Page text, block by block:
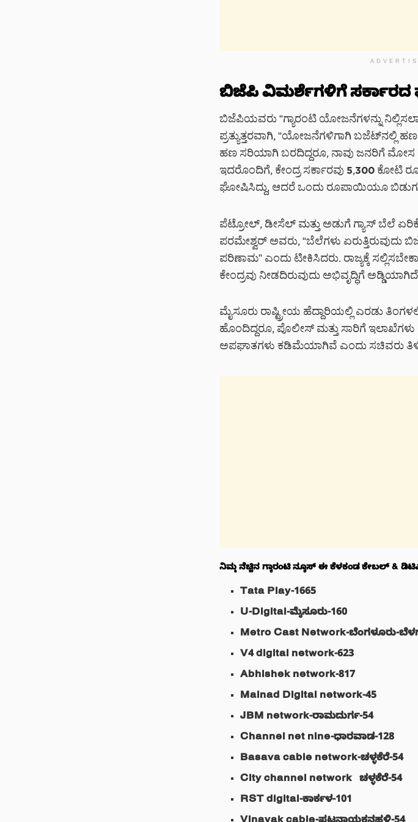
ಬಿಜೆಪಿ ವಿಮರ್ಶೆಗಳಿಗೆ ಸರ್ಕಾರದ
ಬಿಜೆಪಿಯವರು “ಗ್ಯಾರಂಟಿ ಯೋಜನೆಗಳನ್ನು
ಪ್ರತ್ಯುತ್ತರವಾಗಿ, “ಯೋಜನೆಗಳಿಗಾಗಿ ಬಜೆಟ್‌ನಲ್ಲಿ
ಹಣ ಸರಿಯಾಗಿ ಬರದಿದ್ದರೂ, ನಾವು ಜನರಿಗೆ ಮೋಸ
ಇದರೊಂದಿಗೆ, ಕೇಂದ್ರ ಸರ್ಕಾರವು 5,300 ಕೋಟಿ
ಘೋಷಿಸಿದ್ದು, ಆದರೆ ಒಂದು ರೂಪಾಯಿಯೂ
ಪೆಟ್ರೋಲ್, ಡೀಸೆಲ್ ಮತ್ತು ಅಡುಗೆ ಗ್ಯಾಸ್ ಬೆಲೆ
ಪರಮೇಶ್ವರ್ ಅವರು, “ಬೆಲೆಗಳು
ಪರಿಣಾಮ” ಎಂದು ಟೀಕಿಸಿದರು. ರಾಜ್ಯಕ್ಕೆ
ಕೇಂದ್ರವು ನೀಡದಿರುವುದು ಅಭಿವೃದ್ಧಿಗೆ
ಮೈಸೂರು ರಾಷ್ಟ್ರೀಯ ಹೆದ್ದಾರಿಯಲ್ಲಿ ಎರಡು
ಹೊಂದಿದ್ದರೂ, ಪೊಲೀಸ್ ಮತ್ತು ಸಾರಿಗೆ ಇಲಾಖೆಗಳು
ಅಪಘಾತಗಳು ಕಡಿಮೆಯಾಗಿವೆ ಎಂದು ಸಚಿವರು
ನಿಮ್ಮ ನೆಚ್ಚಿನ ಗ್ಯಾರಂಟಿ ನ್ಯೂಸ್ ಈ ಕೆಳಕಂಡ ಕೇಬಲ್ &
Tata Play-1665
U-Digital-ಮೈಸೂರು-160
Metro Cast Network-ಬೆಂಗಳೂರು-
V4 digital network-623
Abhishek network-817
Malnad Digital network-45
JBM network-ರಾಮದುರ್ಗ-54
Channel net nine-ಧಾರವಾಡ-128
Basava cable network-ಚಳ್ಳಕೆರೆ-54
City channel network– ಚಳ್ಳಕೆರೆ-54
RST digital-ಕಾರ್ಕಳ-101